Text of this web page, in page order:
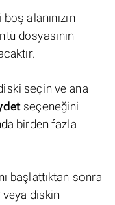
alanınızın
dosyasının
seçin ve ana
seçeneğini
birden fazla
başlattıktan sonra
veya diskin